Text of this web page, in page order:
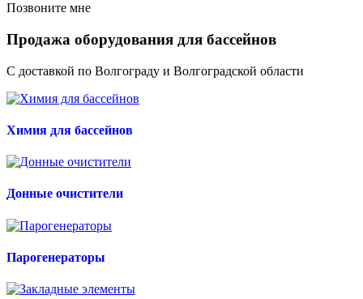
Позвоните мне
Продажа оборудования для бассейнов
С доставкой по Волгограду и Волгоградской области
Химия для бассейнов
Донные очистители
Парогенераторы